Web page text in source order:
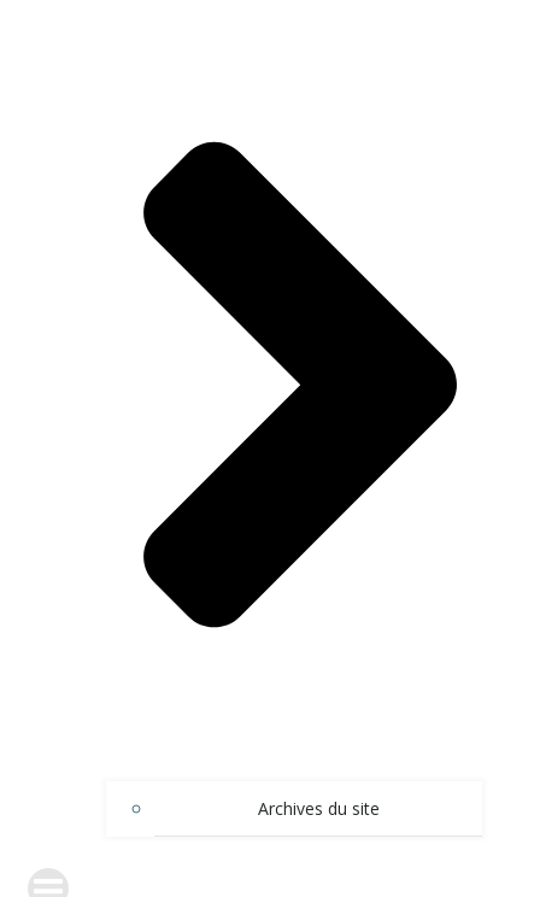
Archives du site